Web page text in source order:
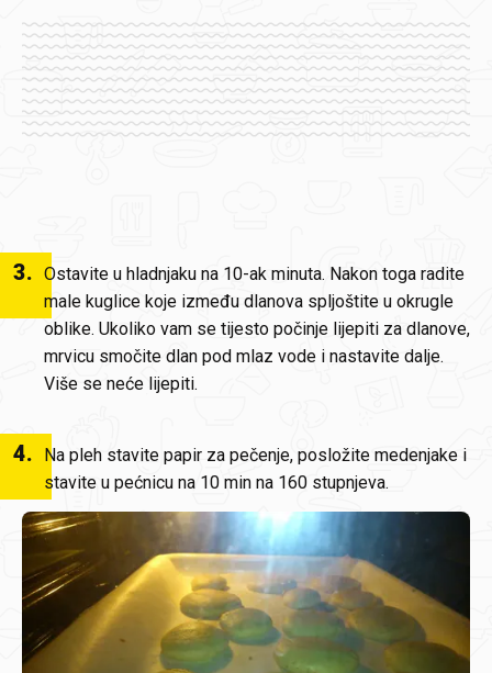
3. Ostavite u hladnjaku na 10-ak minuta. Nakon toga radite
male kuglice koje između dlanova spljoštite u okrugle
oblike. Ukoliko vam se tijesto počinje lijepiti za dlanove,
mrvicu smočite dlan pod mlaz vode i nastavite dalje.
Više se neće lijepiti.
4.
Na pleh stavite papir za pečenje, posložite medenjake i
stavite u pećnicu na 10 min na 160 stupnjeva.